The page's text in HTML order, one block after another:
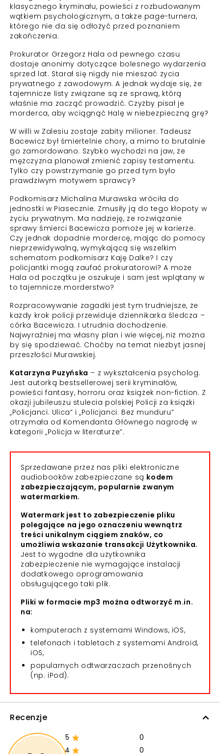
klasycznego kryminału, powieści z rozbudowanym
wątkiem psychologicznym, a także page-turnera,
którego nie da się odłożyć przed poznaniem
zakończenia.
Prokurator Grzegorz Hala od pewnego czasu
dostaje anonimy dotyczące bolesnego wydarzenia
sprzed lat. Starał się nigdy nie mieszać życia
prywatnego z zawodowym. A jednak wydaje się, że
tajemnicze listy związane są ze sprawą, którą
właśnie ma zacząć prowadzić. Czyżby pisał je
morderca, aby wciągnąć Halę w niebezpieczną grę?
W willi w Zalesiu zostaje zabity milioner. Tadeusz
Bacewicz był śmiertelnie chory, a mimo to brutalnie
go zamordowano. Szybko wychodzi na jaw, że
mężczyzna planował zmienić zapisy testamentu.
Tylko czy powstrzymanie go przed tym było
prawdziwym motywem sprawcy?
Podkomisarz Michalina Murawska wróciła do
jednostki w Piasecznie. Zmusiły ją do tego kłopoty w
życiu prywatnym. Ma nadzieję, że rozwiązanie
sprawy śmierci Bacewicza pomoże jej w karierze.
Czy jednak dopadnie mordercę, mając do pomocy
nieprzewidywalną, wymykającą się wszelkim
schematom podkomisarz Kaję Dalke? I czy
policjantki mogą zaufać prokuratorowi? A może
Hala od początku je oszukuje i sam jest wplątany w
to tajemnicze morderstwo?
Rozpracowywanie zagadki jest tym trudniejsze, że
każdy krok policji przewiduje dziennikarka śledcza –
córka Bacewicza. I utrudnia dochodzenie.
Najwyraźniej ma własny plan i wie więcej, niż można
by się spodziewać. Choćby na temat niezbyt jasnej
przeszłości Murawskiej.
Katarzyna Puzyńska – z wykształcenia psycholog.
Jest autorką bestsellerowej serii kryminałów,
powieści fantasy, horroru oraz książek non-fiction. Z
okazji jubileuszu stulecia polskiej Policji za książki
„Policjanci. Ulica” i „Policjanci. Bez munduru”
otrzymała od Komendanta Głównego nagrodę w
kategorii „Policja w literaturze”.
Sprzedawane przez nas pliki elektroniczne
audiobooków zabezpieczane są kodem
zabezpieczającym, popularnie zwanym
watermarkiem.
Watermark jest to zabezpieczenie pliku
polegające na jego oznaczeniu wewnątrz
treści unikalnym ciągiem znaków, co
umożliwia wskazanie transakcji Użytkownika.
Jest to wygodne dla użytkownika
zabezpieczenie nie wymagające instalacji
dodatkowego oprogramowania
obsługującego taki plik.
Pliki w formacie mp3 można odtworzyć m.in.
na:
komputerach z systemami Windows, iOS,
telefonach i tabletach z systemami Android,
iOS,
popularnych odtwarzaczach przenośnych
(np. iPod).
Recenzje
5
0
4
0